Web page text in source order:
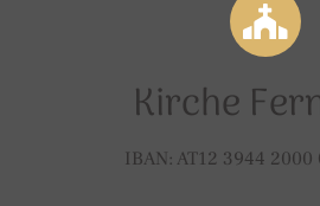
Kirche
IBAN: AT12 3944